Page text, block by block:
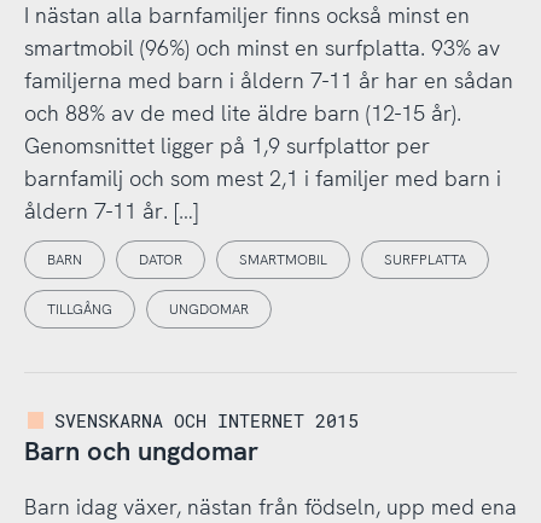
I nästan alla barnfamiljer finns också minst en
smartmobil (96%) och minst en surfplatta. 93% av
familjerna med barn i åldern 7-11 år har en sådan
och 88% av de med lite äldre barn (12-15 år).
Genomsnittet ligger på 1,9 surfplattor per
barnfamilj och som mest 2,1 i familjer med barn i
åldern 7-11 år. […]
BARN DATOR SMARTMOBIL SURFPLATTA
TILLGÅNG UNGDOMAR
SVENSKARNA OCH INTERNET 2015
Barn och ungdomar
Barn idag växer, nästan från födseln, upp med ena